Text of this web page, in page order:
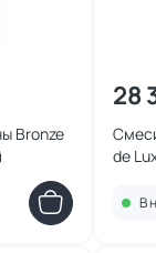
Bronze
28
de
В